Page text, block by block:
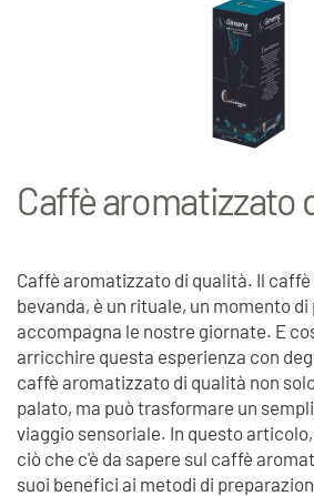
Caffè aromatizzato
Caffè aromatizzato di qualità. Il caffè
bevanda, è un rituale, un momento
accompagna le nostre giornate. E
arricchire questa esperienza con
caffè aromatizzato di qualità non
palato, ma può trasformare un
viaggio sensoriale. In questo
ciò che c'è da sapere sul caffè
suoi benefici ai metodi di